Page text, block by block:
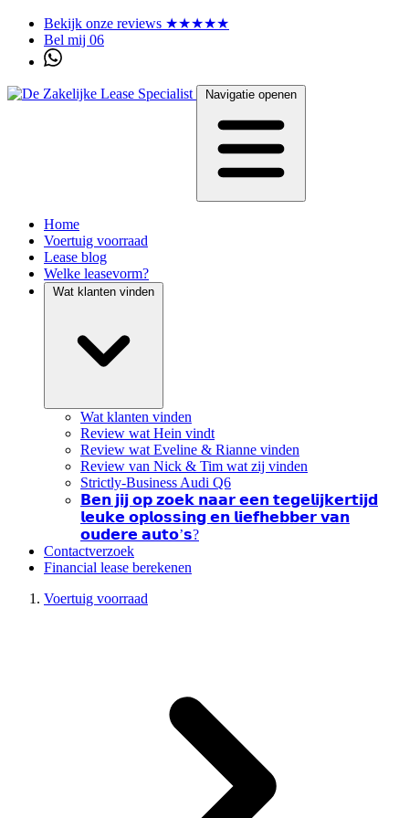
Bekijk onze reviews ★★★★★
Bel mij 06
Navigatie openen
Home
Voertuig voorraad
Lease blog
Welke leasevorm?
Wat klanten vinden
Wat klanten vinden
Review wat Hein vindt
Review wat Eveline & Rianne vinden
Review van Nick & Tim wat zij vinden
Strictly-Business Audi Q6
𝗕𝗲𝗻 𝗷𝗶𝗷 𝗼𝗽 𝘇𝗼𝗲𝗸 𝗻𝗮𝗮𝗿 𝗲𝗲𝗻 𝘁𝗲𝗴𝗲𝗹𝗶𝗷𝗸𝗲𝗿𝘁𝗶𝗷𝗱
𝗹𝗲𝘂𝗸𝗲 𝗼𝗽𝗹𝗼𝘀𝘀𝗶𝗻𝗴 𝗲𝗻 𝗹𝗶𝗲𝗳𝗵𝗲𝗯𝗯𝗲𝗿 𝘃𝗮𝗻
𝗼𝘂𝗱𝗲𝗿𝗲 𝗮𝘂𝘁𝗼’𝘀?
Contactverzoek
Financial lease berekenen
Voertuig voorraad